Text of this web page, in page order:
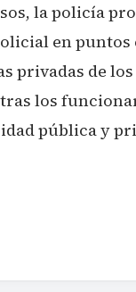
la policía
en
privadas de
los
pública y